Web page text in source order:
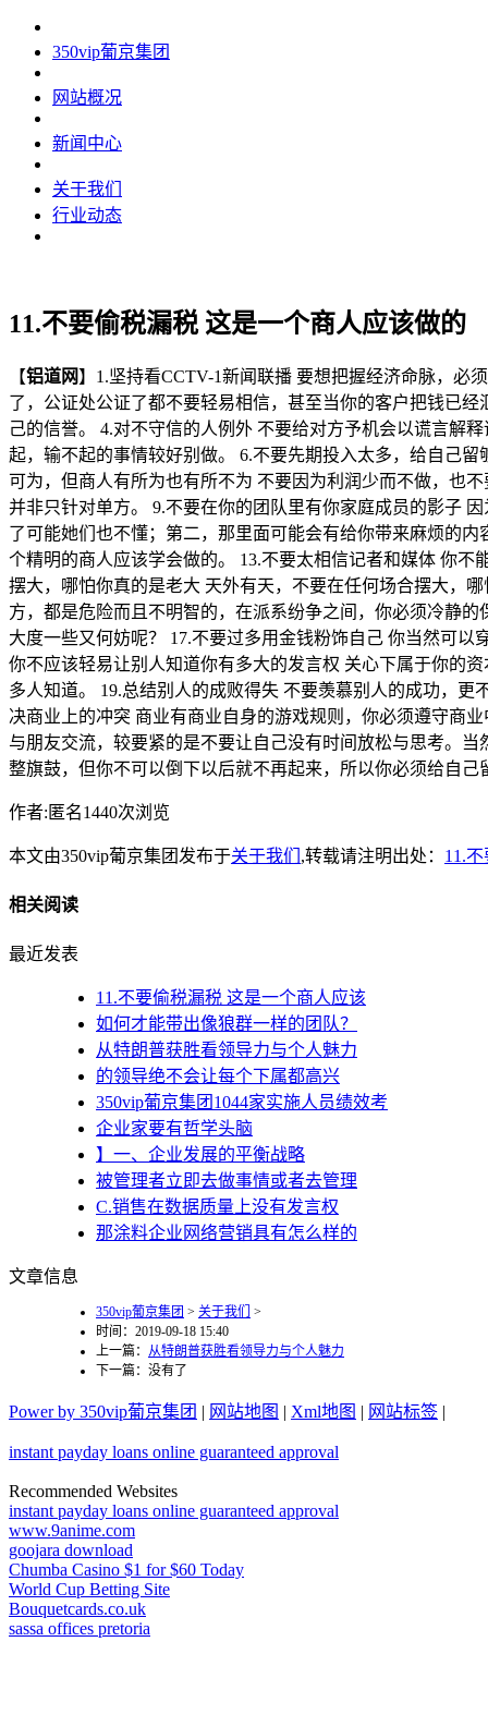
350vip葡京集团
网站概况
新闻中心
关于我们
行业动态
11.不要偷税漏税 这是一个商人应该做的
【铝道网】1.坚持看CCTV-1新闻联播 要想把握经济命脉，必
了，公证处公证了都不要轻易相信，甚至当你的客户把钱已
己的信誉。 4.对不守信的人例外 不要给对方予机会以谎言解
起，输不起的事情较好别做。 6.不要先期投入太多，给自己
可为，但商人有所为也有所不为 不要因为利润少而不做，也
并非只针对单方。 9.不要在你的团队里有你家庭成员的影子
了可能她们也不懂；第二，那里面可能会有给你带来麻烦的
个精明的商人应该学会做的。 13.不要太相信记者和媒体 你
摆大，哪怕你真的是老大 天外有天，不要在任何场合摆大，
方，都是危险而且不明智的，在派系纷争之间，你必须冷静
大度一些又何妨呢？ 17.不要过多用金钱粉饰自己 你当然可
你不应该轻易让别人知道你有多大的发言权 关心下属于你的
多人知道。 19.总结别人的成败得失 不要羡慕别人的成功，
决商业上的冲突 商业有商业自身的游戏规则，你必须遵守商
与朋友交流，较要紧的是不要让自己没有时间放松与思考。
整旗鼓，但你不可以倒下以后就不再起来，所以你必须给自己
作者:匿名1440次浏览
本文由350vip葡京集团发布于关于我们 ,转载请注明出处： 11.
相关阅读
最近发表
11.不要偷税漏税 这是一个商人应该
如何才能带出像狼群一样的团队？
从特朗普获胜看领导力与个人魅力
的领导绝不会让每个下属都高兴
350vip葡京集团1044家实施人员绩效考
企业家要有哲学头脑
】一、企业发展的平衡战略
被管理者立即去做事情或者去管理
C.销售在数据质量上没有发言权
那涂料企业网络营销具有怎么样的
文章信息
350vip葡京集团 > 关于我们 >
时间：2019-09-18 15:40
上一篇： 从特朗普获胜看领导力与个人魅力
下一篇：没有了
Power by 350vip葡京集团 | 网站地图 | Xml地图 | 网站标签 |
instant payday loans online guaranteed approval
Recommended Websites
instant payday loans online guaranteed approval
www.9anime.com
goojara download
Chumba Casino $1 for $60 Today
World Cup Betting Site
Bouquetcards.co.uk
sassa offices pretoria